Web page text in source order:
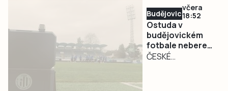
Budějovicko
včera
18:52
Ostuda v
budějovickém
fotbale nebere
konce. Dynamo
ČESKÉ